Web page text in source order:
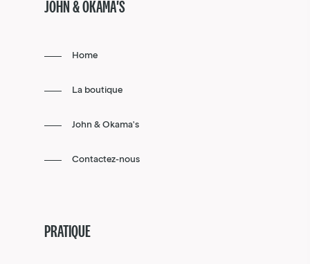
JOHN & OKAMA'S
Home
La boutique
John & Okama's
Contactez-nous
PRATIQUE